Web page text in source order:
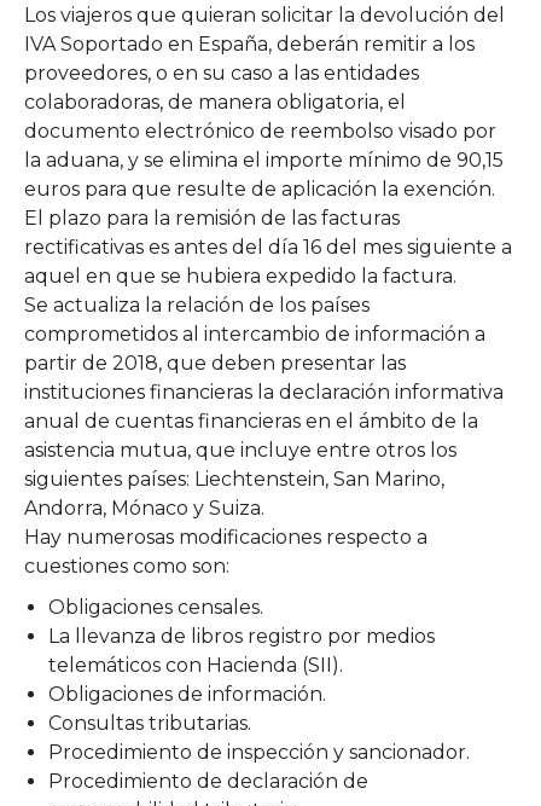
Los viajeros que quieran solicitar la devolución del
IVA Soportado en España, deberán remitir a los
proveedores, o en su caso a las entidades
colaboradoras, de manera obligatoria, el
documento electrónico de reembolso visado por
la aduana, y se elimina el importe mínimo de 90,15
euros para que resulte de aplicación la exención.
El plazo para la remisión de las facturas
rectificativas es antes del día 16 del mes siguiente a
aquel en que se hubiera expedido la factura.
Se actualiza la relación de los países
comprometidos al intercambio de información a
partir de 2018, que deben presentar las
instituciones financieras la declaración informativa
anual de cuentas financieras en el ámbito de la
asistencia mutua, que incluye entre otros los
siguientes países: Liechtenstein, San Marino,
Andorra, Mónaco y Suiza.
Hay numerosas modificaciones respecto a
cuestiones como son:
Obligaciones censales.
La llevanza de libros registro por medios
telemáticos con Hacienda (SII).
Obligaciones de información.
Consultas tributarias.
Procedimiento de inspección y sancionador.
Procedimiento de declaración de